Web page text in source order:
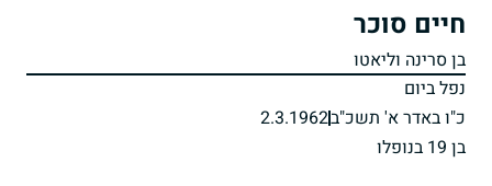
חיים סוכר
בן סרינה וליאטו
נפל ביום
כ"ו באדר א' תשכ"ב2.3.1962
בן 19 בנופלו